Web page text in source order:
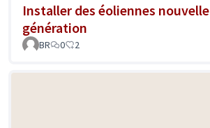
Installer des éoliennes nouvelle
génération
BR 0 2